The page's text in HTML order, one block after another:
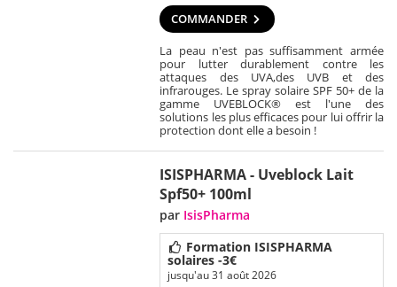
COMMANDER
La peau n'est pas suffisamment armée
pour lutter durablement contre les
attaques des UVA,des UVB et des
infrarouges. Le spray solaire SPF 50+ de la
gamme UVEBLOCK® est l'une des
solutions les plus efficaces pour lui offrir la
protection dont elle a besoin !
ISISPHARMA - Uveblock Lait
Spf50+ 100ml
par IsisPharma
Formation ISISPHARMA
solaires -3€
jusqu'au 31 août 2026